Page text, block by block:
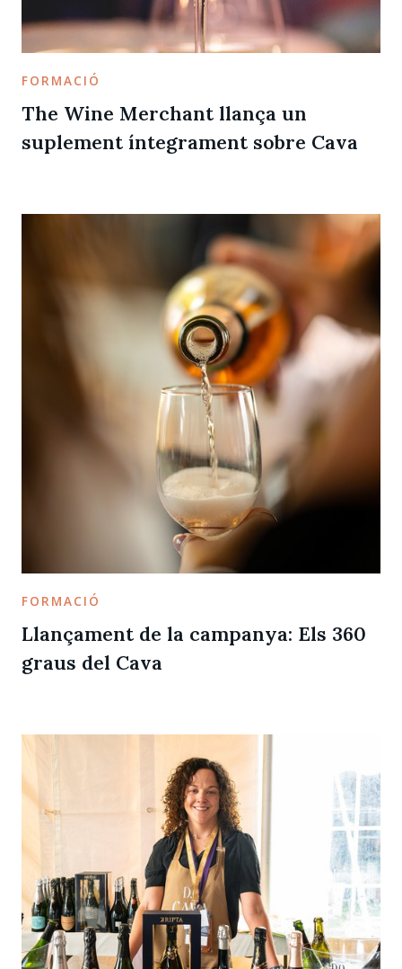
FORMACIÓ
The Wine Merchant llança un
suplement íntegrament sobre Cava
FORMACIÓ
Llançament de la campanya: Els 360
graus del Cava